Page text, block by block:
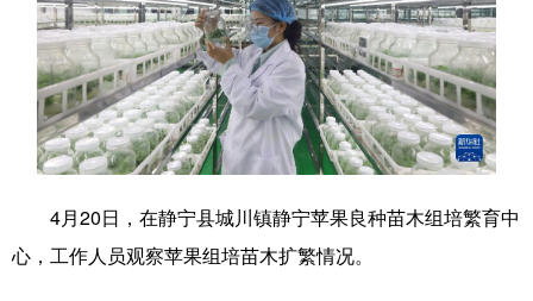
访谈 视频 图片 政务
法律 中央文件 金融 汽车
食品 人居 信息化 数字经济
4月20日，在静宁县城川镇静宁苹果良种苗木组培繁育中
心，工作人员观察苹果组培苗木扩繁情况。